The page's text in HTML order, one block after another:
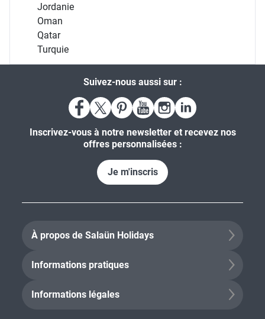
Jordanie
Oman
Qatar
Turquie
Suivez-nous aussi sur :
Inscrivez-vous à notre newsletter et recevez nos
offres personnalisées :
Je m'inscris
À propos de Salaün Holidays
Informations pratiques
Informations légales